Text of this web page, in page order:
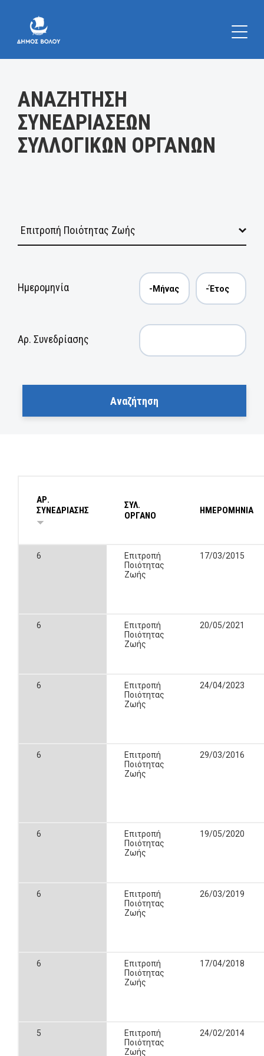
ΑΝΑΖΗΤΗΣΗ
ΣΥΝΕΔΡΙΑΣΕΩΝ
ΣΥΛΛΟΓΙΚΩΝ ΟΡΓΑΝΩΝ
Ημερομηνία
Αρ. Συνεδρίασης
ΑΡ.
ΣΥΝΕΔΡΙΑΣΗΣ
ΣΥΛ.
ΟΡΓΑΝΟ
ΗΜΕΡΟΜΗΝΙΑ
6
Επιτροπή
Ποιότητας
Ζωής
17/03/2015
6
Επιτροπή
Ποιότητας
Ζωής
20/05/2021
6
Επιτροπή
Ποιότητας
Ζωής
24/04/2023
6
Επιτροπή
Ποιότητας
Ζωής
29/03/2016
6
Επιτροπή
Ποιότητας
Ζωής
19/05/2020
6
Επιτροπή
Ποιότητας
Ζωής
26/03/2019
6
Επιτροπή
Ποιότητας
Ζωής
17/04/2018
5
Επιτροπή
Ποιότητας
Ζωής
24/02/2014